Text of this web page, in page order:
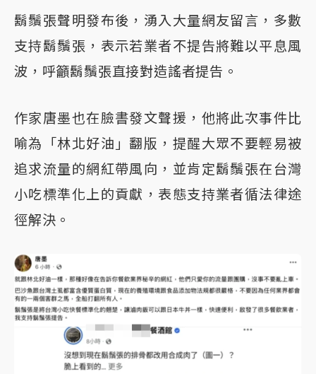
鬍鬚張聲明發布後，湧入大量網友留言，多數
支持鬍鬚張，表示若業者不提告將難以平息風
波，呼籲鬍鬚張直接對造謠者提告。
作家唐墨也在臉書發文聲援，他將此次事件比
喻為「林北好油」翻版，提醒大眾不要輕易被
追求流量的網紅帶風向，並肯定鬍鬚張在台灣
小吃標準化上的貢獻，表態支持業者循法律途
徑解決。